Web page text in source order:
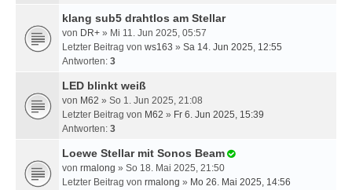
klang sub5 drahtlos am Stellar
von DR+ » Mi 11. Jun 2025, 05:57
Letzter Beitrag von ws163 » Sa 14. Jun 2025, 12:55
Antworten: 3
LED blinkt weiß
von M62 » So 1. Jun 2025, 21:08
Letzter Beitrag von M62 » Fr 6. Jun 2025, 15:39
Antworten: 3
Loewe Stellar mit Sonos Beam
von rmalong » So 18. Mai 2025, 21:50
Letzter Beitrag von rmalong » Mo 26. Mai 2025, 14:56